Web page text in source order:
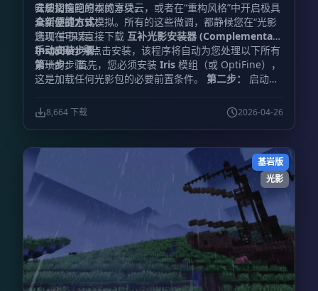
味却又惊艳的视觉享受。
云层切换回原本的方块云，或者在“重构风格”中开启极具
真实感的水体模拟。所有的这些微调，都静候您在“光影
选项”中探索。
安装指南
全新便捷方式：
您现在可以直接下载 互补光影安装器 (Complementary
Installer)并点击安装，该程序将自动为您处理以下所有
繁琐的步骤。
手动安装步骤：
第一步：首先，您必须安装 Iris 模组（或 OptiFine），
这是加载任何光影包的必要前置条件。 第二步：
启动游
单。第三步：
点击菜单中的“光影包文件夹”按钮，系统
将自动打开对应的文件夹窗口。
下载互补光影
提示：请勿解压该压缩文件，直接放入即可）。第五
步：
返回游戏窗口，在光影包列表中选中
“Complementary”即可启用。（如果列表中未显示，请
尝试刷新菜单）。
8,664 下载 2026-04-26
基岩版
光影